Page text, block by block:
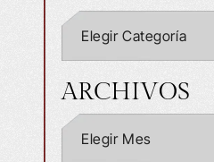
ARCHIVOS